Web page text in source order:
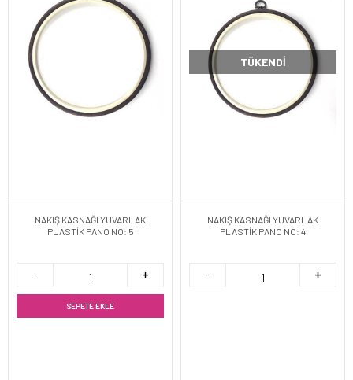
NAKIŞ KASNAĞI YUVARLAK
PLASTİK PANO NO: 5
SEPETE EKLE
TÜKENDI
NAKIŞ KASNAĞI YUVARLAK
PLASTİK PANO NO: 4